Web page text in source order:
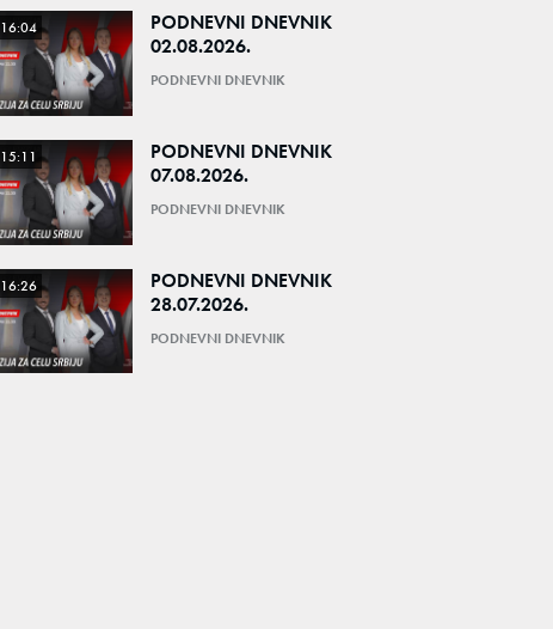
16:04
PODNEVNI DNEVNIK
02.08.2026.
PODNEVNI DNEVNIK
15:11
PODNEVNI DNEVNIK
07.08.2026.
PODNEVNI DNEVNIK
16:26
PODNEVNI DNEVNIK
28.07.2026.
PODNEVNI DNEVNIK